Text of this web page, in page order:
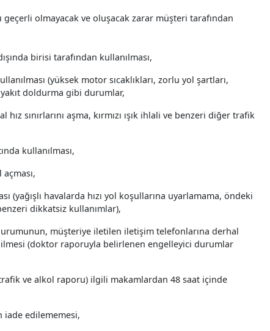
geçerli olmayacak ve oluşacak zarar müşteri tarafından
birisi tarafından kullanılması,
(yüksek motor sıcaklıkları, zorlu yol şartları,
doldurma gibi durumlar,
hız sınırlarını aşma, kırmızı ışık ihlali ve benzeri diğer trafik
kullanılması,
(yağışlı havalarda hızı yol koşullarına uyarlamama, öndeki
dikkatsiz kullanımlar),
müşteriye iletilen iletişim telefonlarına derhal
(doktor raporuyla belirlenen engelleyici durumlar
ve alkol raporu) ilgili makamlardan 48 saat içinde
iade edilememesi,